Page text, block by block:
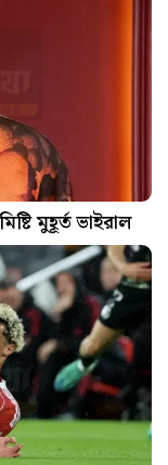
মুহূর্ত ভাইরাল